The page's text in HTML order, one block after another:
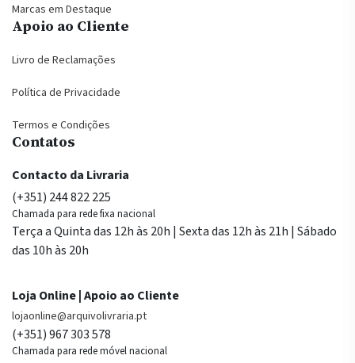
Marcas em Destaque
Apoio ao Cliente
Livro de Reclamações
Política de Privacidade
Termos e Condições
Contatos
Contacto da Livraria
(+351) 244 822 225
Chamada para rede fixa nacional
Terça a Quinta das 12h às 20h | Sexta das 12h às 21h | Sábado
das 10h às 20h
Loja Online | Apoio ao Cliente
lojaonline@arquivolivraria.pt
(+351) 967 303 578
Chamada para rede móvel nacional